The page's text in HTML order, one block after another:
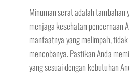
Minuman serat adalah tambahan
menjaga kesehatan pencernaan
manfaatnya yang melimpah,
mencobanya. Pastikan Anda
yang sesuai dengan kebutuhan